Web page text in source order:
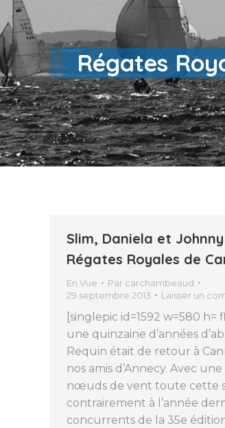
Régates
Slim, Daniela et
Régates Royales de
En Vue Par carchambeaud
29 septembre 2013
Laisser un
[singlepic id=1592 w=580 h=
une quinzaine d’années
Requin était de retour à
nos amis d’Annecy. Avec
nœuds de vent toute cette
contrairement à l’année
concurrents de la 35e